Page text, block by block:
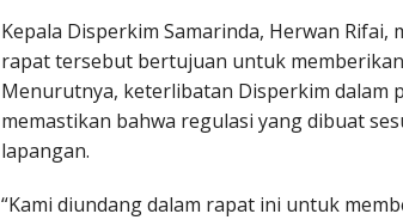
Kepala Disperkim Samarinda, Herwan
rapat tersebut bertujuan untuk
Menurutnya, keterlibatan Disperkim dalam
memastikan bahwa regulasi yang dibuat
lapangan.
“Kami diundang dalam rapat ini untuk